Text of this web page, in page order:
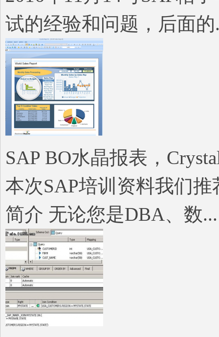
院
试的经验和问题，后面的
SAP BO水晶报表，
本次SAP培训资料我们
简介 无论您是DBA、数...